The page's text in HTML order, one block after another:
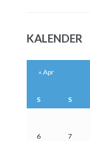
KALENDER
S S
6 7
« Apr